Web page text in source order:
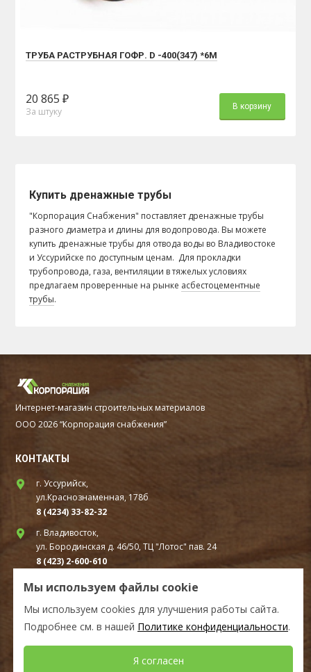
ТРУБА РАСТРУБНАЯ ГОФР. D -400(347) *6М
20 865 ₽
За штуку В корзину
Купить дренажные трубы
"Корпорация Снабжения" поставляет дренажные трубы
разного диаметра и длины для водопровода. Вы можете
купить дренажные трубы для отвода воды во Владивостоке
и Уссурийске по доступным ценам. Для прокладки
трубопровода, газа, вентиляции в тяжелых условиях
предлагаем проверенные на рынке асбестоцементные
трубы.
Мы используем файлы cookie
Мы используем cookies для улучшения работы сайта.
Подробнее см. в нашей Политике конфиденциальности.
Я согласен
Интернет-магазин строительных материалов
ООО 2026 “Корпорация снабжения”
КОНТАКТЫ
г. Уссурийск,
ул.Краснознаменная, 178б
8 (4234) 33-82-32
г. Владивосток,
ул. Бородинская д. 46/50, ТЦ "Лотос" пав. 24
8 (423) 2-600-610
ул. Шоссейная, д. 94В стр.1А ТЦ «Удача» первый этаж
8(4236) 610-010
СОЦ.СЕТИ